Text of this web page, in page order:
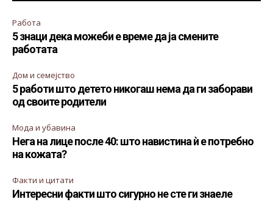
Работа
5 знаци дека можеби е време да ја смените
работата
Дом и семејство
5 работи што детето никогаш нема да ги заборави
од своите родители
Мода и убавина
Нега на лице после 40: што навистина ѝ е потребно
на кожата?
Факти и цитати
Интересни факти што сигурно не сте ги знаеле